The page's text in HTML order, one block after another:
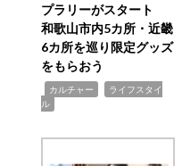
プラリーがスタート
和歌山市内5カ所・近畿
6カ所を巡り限定グッズ
をもらおう
カルチャー
ライフスタイ
ル